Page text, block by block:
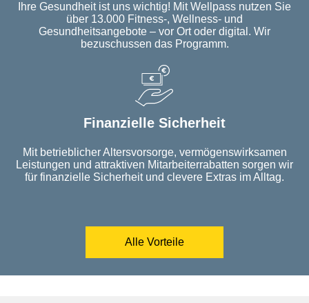
Ihre Gesundheit ist uns wichtig! Mit Wellpass nutzen Sie
über 13.000 Fitness-, Wellness- und
Gesundheitsangebote – vor Ort oder digital. Wir
bezuschussen das Programm.
Finanzielle Sicherheit
Mit betrieblicher Altersvorsorge, vermögenswirksamen
Leistungen und attraktiven Mitarbeiterrabatten sorgen wir
für finanzielle Sicherheit und clevere Extras im Alltag.
Alle Vorteile